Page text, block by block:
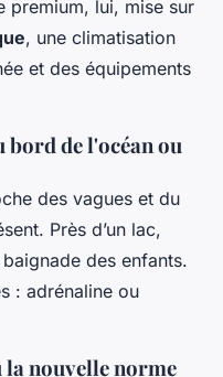
premium, lui, mise sur
, une climatisation
et des équipements
de l'océan ou
des vagues et du
Près d’un lac,
des enfants.
: adrénaline ou
nouvelle norme